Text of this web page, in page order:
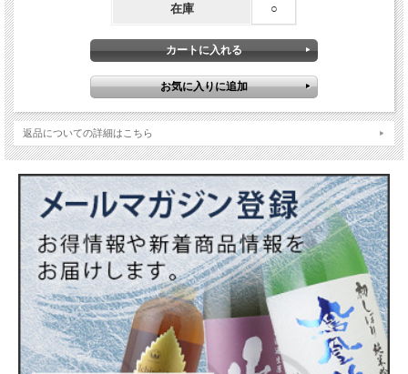
在庫 ○
返品についての詳細はこちら